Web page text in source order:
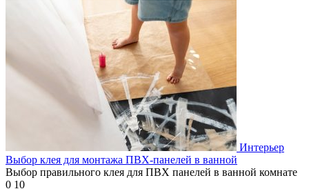
Интерьер
Выбор клея для монтажа ПВХ-панелей в ванной
Выбор правильного клея для ПВХ панелей в ванной комнате
0 10